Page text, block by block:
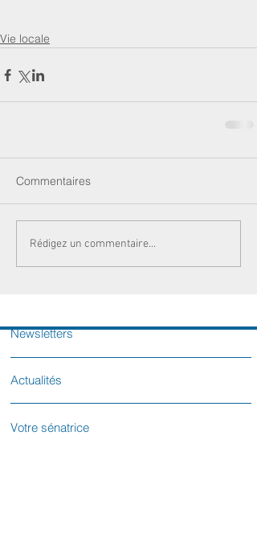
Vie locale
Commentaires
Rédigez un commentaire...
Newsletters
Actualités
Votre sénatrice